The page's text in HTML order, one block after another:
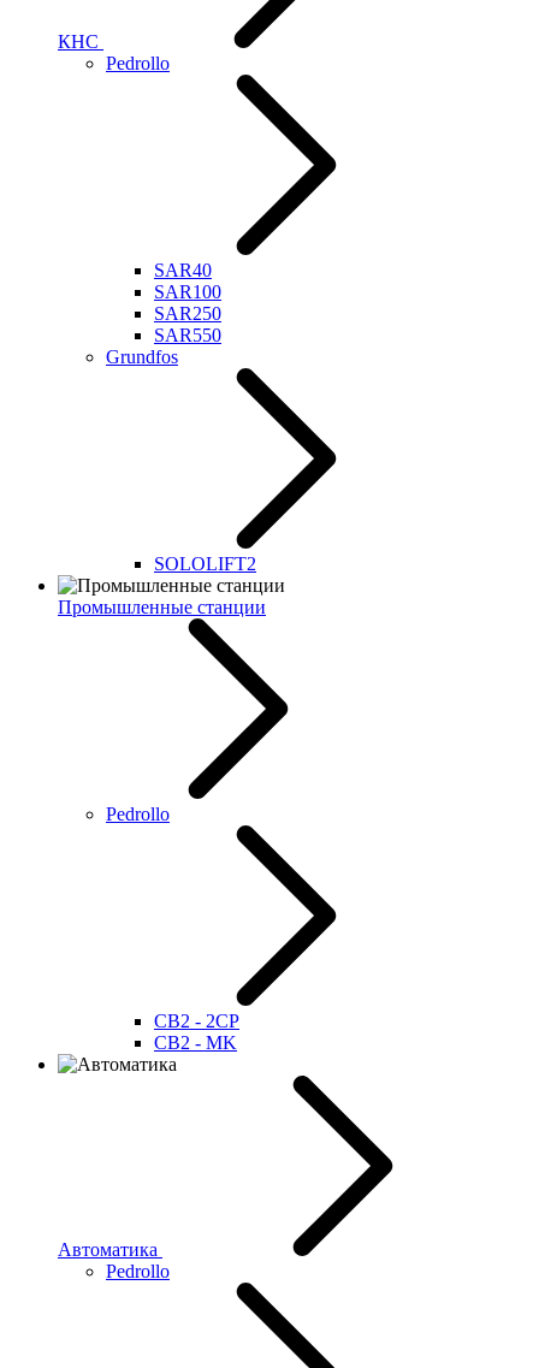
КНС
Pedrollo
SAR40
SAR100
SAR250
SAR550
Grundfos
SOLOLIFT2
Промышленные станции
Pedrollo
CB2 - 2CP
CB2 - MK
Автоматика
Pedrollo